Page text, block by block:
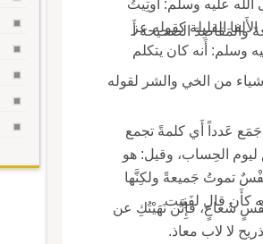
عليه وسلم: أُوتِيتُ
في الأَلفا القليلة كقوله عز
وسلم: أَنه كان يتكلم
والمَقاصِدَ الصحيحة أَ
من الخي والشر لقوله
وفي الحديث: حَدِّثْني بكلمة تكون جِماعاً، فقال اتَّقِ الله فيما تعلم؛ الجِماع ما جَمَع عَدداً أَي كلمةً تجمع
ليوم الحِساب، وقيل: هو
تموتُ جَميعةً ولكِنَّها
كأَن قال لفَنِيت
شَعاعٍ، فإِنَّن نَهَيْتُكِ عن
لا لاب معاذ.